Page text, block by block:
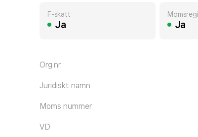
F-skatt
Ja Ja
Org.nr.
Juridiskt namn
Moms nummer
VD